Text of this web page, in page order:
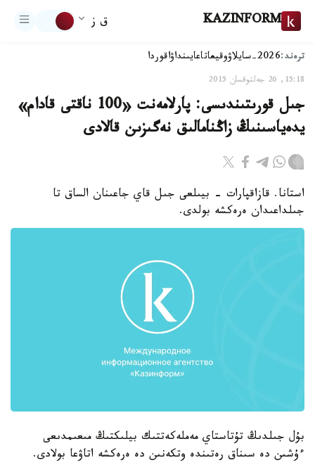
KAZINFORM ق ز
ترەند:2026-سايلاۋ وقيعاتاعايىنداۋاقوردا
15:18, 26 جەلتوقسان 2015
جىل قورىتىندىسى: پارلامەنت «100 ناقتى قادام»
يدەياسىنىڭ زاڭنامالىق نەگىزىن قالادى
استانا. قازاقپارات - بيىلعى جىل قاي جاعىنان الساق تا
جىلداعىدان ەرەكشە بولدى.
بۇل جىلدىڭ تۇتاستاي مەملەكەتتىك بيلىكتىڭ مىعىمدىعى
ءۇشىن دە سىناق رەتىندە وتكەنىن دە ەرەكشە اتاۋعا بولادى.